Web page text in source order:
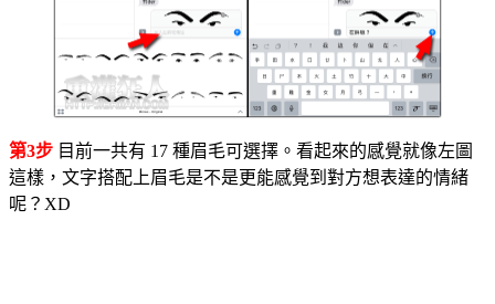
第3步 目前一共有 17 種眉毛可選擇。看起來的感覺就像左圖
這樣，文字搭配上眉毛是不是更能感覺到對方想表達的情緒
呢？XD